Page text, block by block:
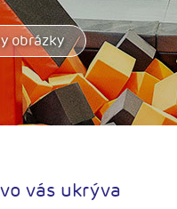
obrázky
vás ukrýva